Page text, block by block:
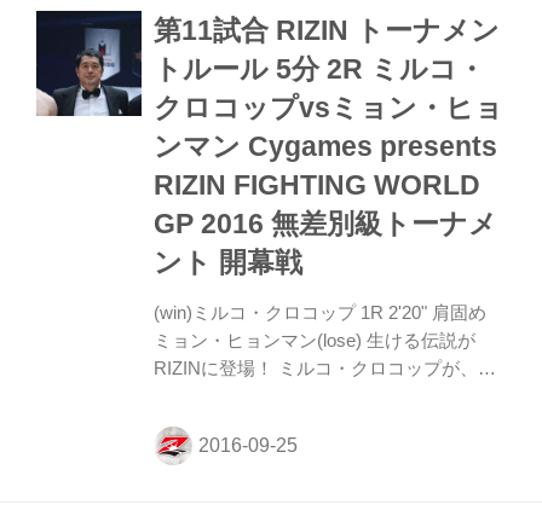
コップ、ギャビ・ガルシア、RENA、山本
アーセン、村田夏南子、シモン・バヨル、
アミール・アリアックバリ、ワレンティ
ン・モルダフスキー、イリー・プロハース
カ、そして、榊原大会実行委員長が出席。
はじめに榊原大会実行委員長から「昨...
第11試合 RIZIN トーナメン
トルール 5分 2R ミルコ・
クロコップvsミョン・ヒョ
ンマン Cygames presents
RIZIN FIGHTING WORLD
GP 2016 無差別級トーナメ
ント 開幕戦
(win)ミルコ・クロコップ 1R 2'20" 肩固め
ミョン・ヒョンマン(lose) 生ける伝説が
RIZINに登場！ ミルコ・クロコップが、ア
ー」、ミョン・ヒョンマンと拳を突き合わ
せる。無差別級トーナメント開幕戦、